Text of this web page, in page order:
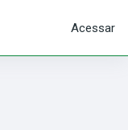
Acessar